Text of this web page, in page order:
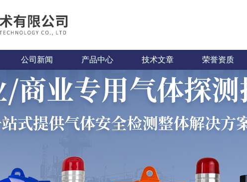
公司新闻 产品中心 技术文章 荣誉资质